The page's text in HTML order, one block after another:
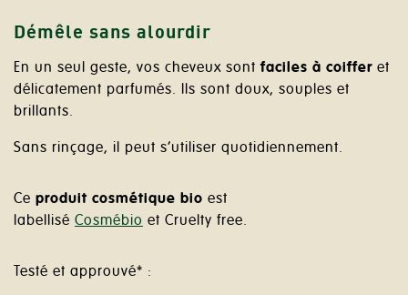
Démêle sans alourdir
En un seul geste, vos cheveux sontfaciles à coiffer et
délicatement parfumés. Ils sont doux, souples et
brillants.
Sans rinçage, il peut s’utiliser quotidiennement.
Ce produit cosmétique bio est
labellisé Cosmébio et Cruelty free.
Testé et approuvé* :